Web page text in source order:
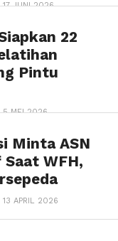
17 JUNI 2026
22
Pintu
5 MEI 2026
Minta ASN
WFH,
13 APRIL 2026